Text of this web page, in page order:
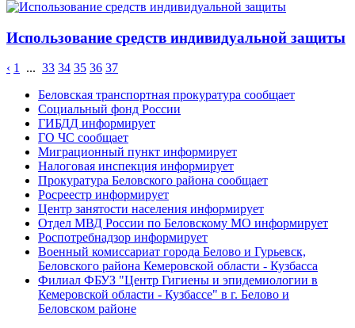
Использование средств индивидуальной защиты
‹ 1 ... 33 34 35 36 37
Беловская транспортная прокуратура сообщает
Социальный фонд России
ГИБДД информирует
ГО ЧС сообщает
Миграционный пункт информирует
Налоговая инспекция информирует
Прокуратура Беловского района сообщает
Росреестр информирует
Центр занятости населения информирует
Отдел МВД России по Беловскому МО информирует
Роспотребнадзор информирует
Военный комиссариат города Белово и Гурьевск,
Беловского района Кемеровской области - Кузбасса
Филиал ФБУЗ "Центр Гигиены и эпидемиологии в
Кемеровской области - Кузбассе" в г. Белово и
Беловском районе